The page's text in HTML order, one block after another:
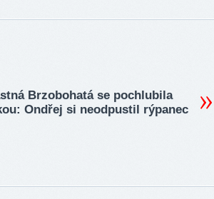
Brzobohatá se pochlubila
Ondřej si neodpustil rýpanec